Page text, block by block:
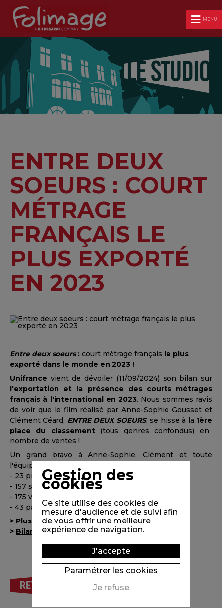
MENU
ENTRE DEUX
SOEURS : COURT
MÉTRAGE
FRANÇAIS LE
PLUS EXPORTÉ
EN 2023
Entre deux soeurs: court métrage français le plus
exporté dans le monde en 2023 !
Unifrance vient de dévoiler (11/09/2024) son bilan sur
l'exportation et la présence des courts métrages
français à l'international en 2023. Nous sommes ravis
de voir que le film réalisé par Anne-Sophie Gousset et
Clément Céard, ENTRE DEUX SOEURS, se hisse à la 1ère
place du classement(tous genres confondus) en
nombre de ventes !
Un grand bravo à Anne-Sophie, Clément et toute
l'équipe du film pour ce succès exceptionnel :
- 23 prix remportés
- 157 sélections officielles en festivals
- 175 ventes internationales
- 43 pays de diffusion
> Plus d'infos sur le film
> Bilan 2023 publié par Unifrance
RETOUR
Gestion des
cookies
Ce site utilise des cookies de
mesure d'audience et de suivi afin
de vous offrir une meilleure
expérience de navigation.
J'accepte
Paramétrer les cookies
Je refuse